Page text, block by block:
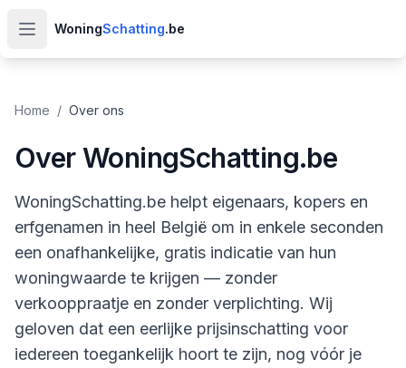
Open hoofdmenu
WoningSchatting.be
Home / Over ons
Over WoningSchatting.be
WoningSchatting.be helpt eigenaars, kopers en
erfgenamen in heel België om in enkele seconden
een onafhankelijke, gratis indicatie van hun
woningwaarde te krijgen — zonder
verkooppraatje en zonder verplichting. Wij
geloven dat een eerlijke prijsinschatting voor
iedereen toegankelijk hoort te zijn, nog vóór je